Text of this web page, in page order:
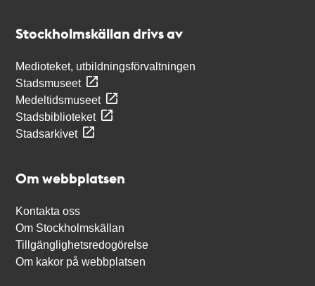
Stockholmskällan drivs av
Medioteket, utbildningsförvaltningen
Stadsmuseet
Medeltidsmuseet
Stadsbiblioteket
Stadsarkivet
Om webbplatsen
Kontakta oss
Om Stockholmskällan
Tillgänglighetsredogörelse
Om kakor på webbplatsen